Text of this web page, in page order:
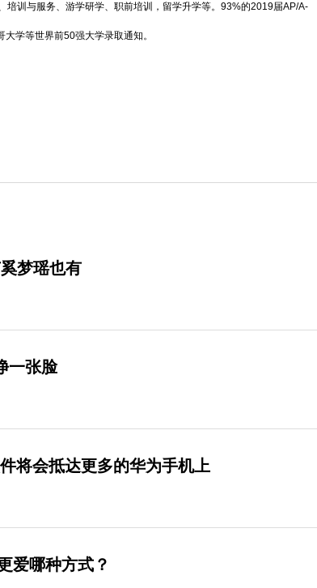
训与服务、游学研学、职前培训，留学升学等。93%的2019届AP/A-
学等世界前50强大学录取通知。
梦瑶也有
一张脸
将会抵达更多的华为手机上
爱哪种方式？